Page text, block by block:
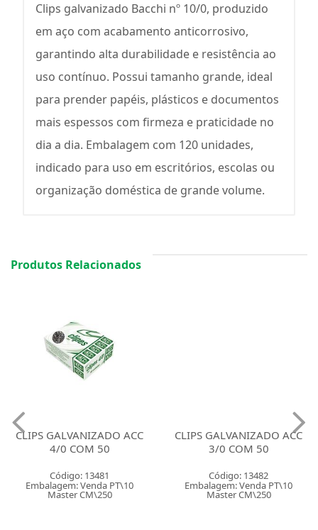
Clips galvanizado Bacchi nº 10/0, produzido
em aço com acabamento anticorrosivo,
garantindo alta durabilidade e resistência ao
uso contínuo. Possui tamanho grande, ideal
para prender papéis, plásticos e documentos
mais espessos com firmeza e praticidade no
dia a dia. Embalagem com 120 unidades,
indicado para uso em escritórios, escolas ou
organização doméstica de grande volume.
Produtos Relacionados
CLIPS GALVANIZADO ACC
4/0 COM 50
Código: 13481
Embalagem: Venda PT\10
Master CM\250
CLIPS GALVANIZADO ACC
3/0 COM 50
Código: 13482
Embalagem: Venda PT\10
Master CM\250